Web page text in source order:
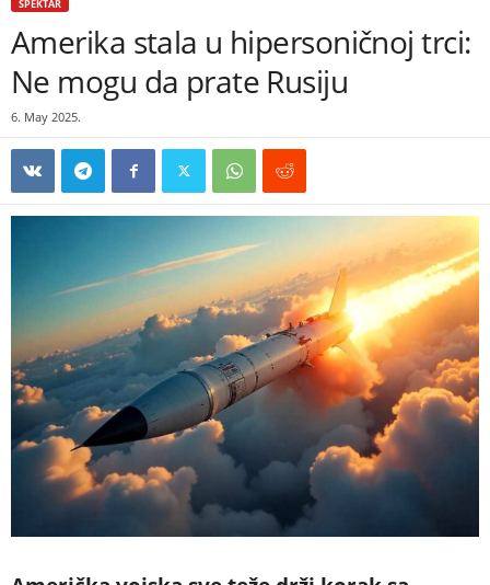
SPEKTAR
Amerika stala u hipersoničnoj trci:
Ne mogu da prate Rusiju
6. May 2025.